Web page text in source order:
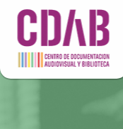
DOCUMENTA DRAMÁTICAS